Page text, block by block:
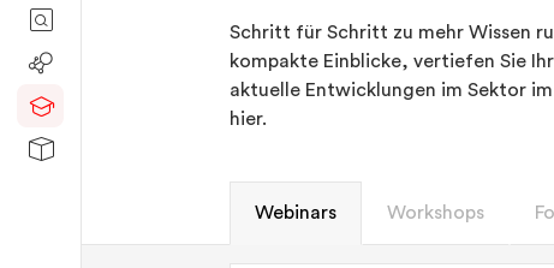
Schritt für Schritt zu mehr Wissen
kompakte Einblicke, vertiefen Sie
aktuelle Entwicklungen im Sektor
hier.
Webinars Workshops